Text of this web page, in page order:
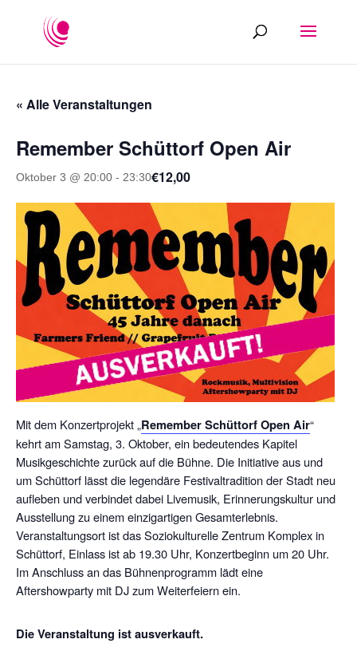
« Alle Veranstaltungen
Remember Schüttorf Open Air
Oktober 3 @ 20:00 - 23:30€12,00
Mit dem Konzertprojekt „Remember Schüttorf Open Air“
kehrt am Samstag, 3. Oktober, ein bedeutendes Kapitel
Musikgeschichte zurück auf die Bühne. Die Initiative aus und
um Schüttorf lässt die legendäre Festivaltradition der Stadt neu
aufleben und verbindet dabei Livemusik, Erinnerungskultur und
Ausstellung zu einem einzigartigen Gesamterlebnis.
Veranstaltungsort ist das Soziokulturelle Zentrum Komplex in
Schüttorf, Einlass ist ab 19.30 Uhr, Konzertbeginn um 20 Uhr.
Im Anschluss an das Bühnenprogramm lädt eine
Aftershowparty mit DJ zum Weiterfeiern ein.
Die Veranstaltung ist ausverkauft.